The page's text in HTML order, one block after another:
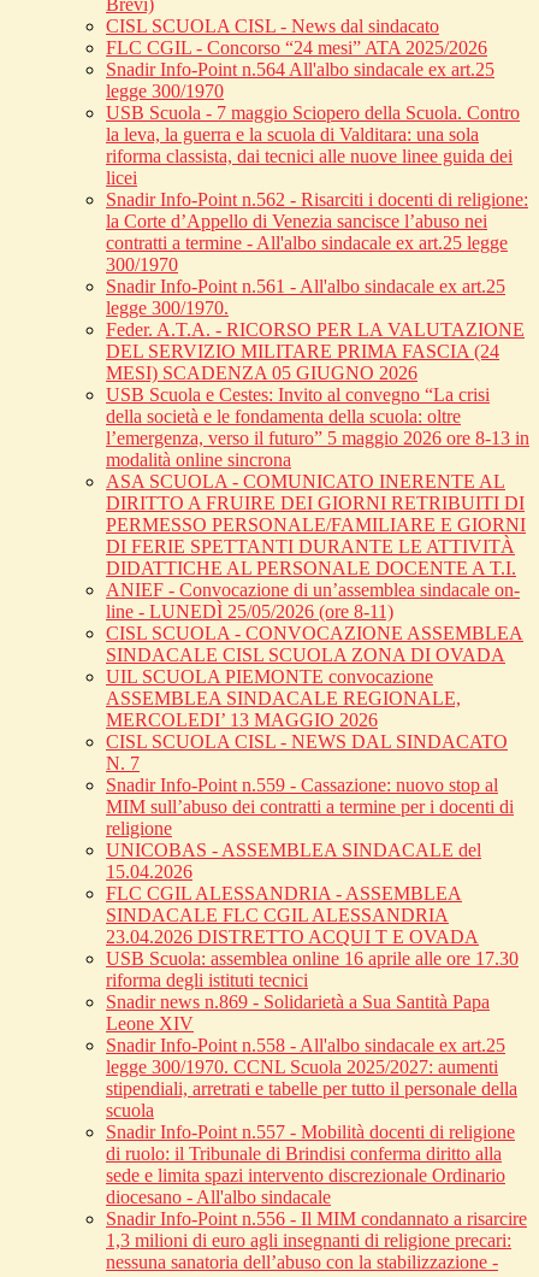
Brevi)
CISL SCUOLA CISL - News dal sindacato
FLC CGIL - Concorso “24 mesi” ATA 2025/2026
Snadir Info-Point n.564 All'albo sindacale ex art.25
legge 300/1970
USB Scuola - 7 maggio Sciopero della Scuola. Contro
la leva, la guerra e la scuola di Valditara: una sola
riforma classista, dai tecnici alle nuove linee guida dei
licei
Snadir Info-Point n.562 - Risarciti i docenti di religione:
la Corte d’Appello di Venezia sancisce l’abuso nei
contratti a termine - All'albo sindacale ex art.25 legge
300/1970
Snadir Info-Point n.561 - All'albo sindacale ex art.25
legge 300/1970.
Feder. A.T.A. - RICORSO PER LA VALUTAZIONE
DEL SERVIZIO MILITARE PRIMA FASCIA (24
MESI) SCADENZA 05 GIUGNO 2026
USB Scuola e Cestes: Invito al convegno “La crisi
della società e le fondamenta della scuola: oltre
l’emergenza, verso il futuro” 5 maggio 2026 ore 8-13 in
modalità online sincrona
ASA SCUOLA - COMUNICATO INERENTE AL
DIRITTO A FRUIRE DEI GIORNI RETRIBUITI DI
PERMESSO PERSONALE/FAMILIARE E GIORNI
DI FERIE SPETTANTI DURANTE LE ATTIVITÀ
DIDATTICHE AL PERSONALE DOCENTE A T.I.
ANIEF - Convocazione di un’assemblea sindacale on-
line - LUNEDÌ 25/05/2026 (ore 8-11)
CISL SCUOLA - CONVOCAZIONE ASSEMBLEA
SINDACALE CISL SCUOLA ZONA DI OVADA
UIL SCUOLA PIEMONTE convocazione
ASSEMBLEA SINDACALE REGIONALE,
MERCOLEDI’ 13 MAGGIO 2026
CISL SCUOLA CISL - NEWS DAL SINDACATO
N. 7
Snadir Info-Point n.559 - Cassazione: nuovo stop al
MIM sull’abuso dei contratti a termine per i docenti di
religione
UNICOBAS - ASSEMBLEA SINDACALE del
15.04.2026
FLC CGIL ALESSANDRIA - ASSEMBLEA
SINDACALE FLC CGIL ALESSANDRIA
23.04.2026 DISTRETTO ACQUI T E OVADA
USB Scuola: assemblea online 16 aprile alle ore 17.30
riforma degli istituti tecnici
Snadir news n.869 - Solidarietà a Sua Santità Papa
Leone XIV
Snadir Info-Point n.558 - All'albo sindacale ex art.25
legge 300/1970. CCNL Scuola 2025/2027: aumenti
stipendiali, arretrati e tabelle per tutto il personale della
scuola
Snadir Info-Point n.557 - Mobilità docenti di religione
di ruolo: il Tribunale di Brindisi conferma diritto alla
sede e limita spazi intervento discrezionale Ordinario
diocesano - All'albo sindacale
Snadir Info-Point n.556 - Il MIM condannato a risarcire
1,3 milioni di euro agli insegnanti di religione precari:
nessuna sanatoria dell’abuso con la stabilizzazione -